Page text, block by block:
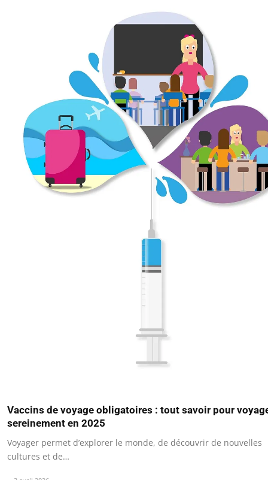
Vaccins de voyage obligatoires : tout savoir pour
sereinement en 2025
Voyager permet d’explorer le monde, de découvrir de nouvelles
cultures et de…